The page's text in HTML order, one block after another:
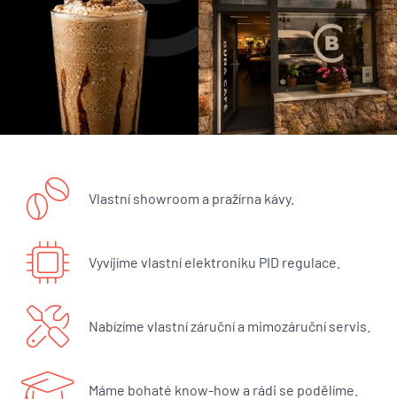
Vlastní showroom a pražírna kávy.
Vyvíjíme vlastní elektroniku PID regulace.
Nabízíme vlastní záruční a mimozáruční servis.
Máme bohaté know-how a rádi se podělíme.